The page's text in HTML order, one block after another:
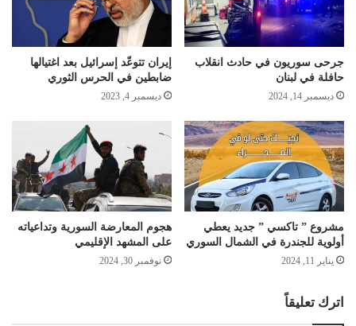
جرحى سوريون في حادث انقلاب
حافلة في لبنان
ديسمبر 14, 2024
إيران تتوعّد إسرائيل بعد اغتيالها
ضابطين في الحرس الثوري
ديسمبر 4, 2023
مشروع ” تاكسي ” جديد يعطي
أولوية للجندرة في الشمال السوري
يناير 11, 2024
هجوم المعارضة السورية وتداعياته
على المشهد الإقليمي
نوفمبر 30, 2024
اترك تعليقاً